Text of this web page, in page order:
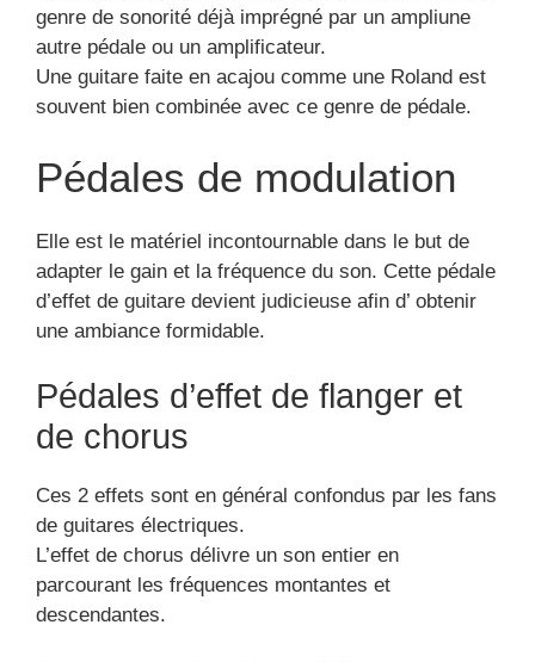
genre de sonorité déjà imprégné par un ampliune
autre pédale ou un amplificateur.
Une guitare faite en acajou comme une Roland est
souvent bien combinée avec ce genre de pédale.
Pédales de modulation
Elle est le matériel incontournable dans le but de
adapter le gain et la fréquence du son. Cette pédale
d’effet de guitare devient judicieuse afin d’ obtenir
une ambiance formidable.
Pédales d’effet de flanger et
de chorus
Ces 2 effets sont en général confondus par les fans
de guitares électriques.
L’effet de chorus délivre un son entier en
parcourant les fréquences montantes et
descendantes.